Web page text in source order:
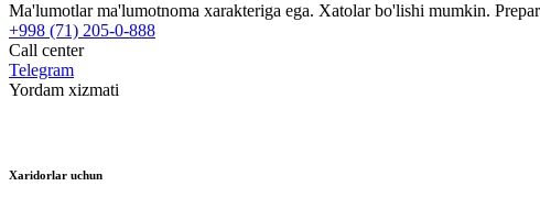
Ma'lumotlar ma'lumotnoma xarakteriga ega. Xatolar bo'lishi mumkin.
+998 (71) 205-0-888
Call center
Telegram
Yordam xizmati
Xaridorlar uchun